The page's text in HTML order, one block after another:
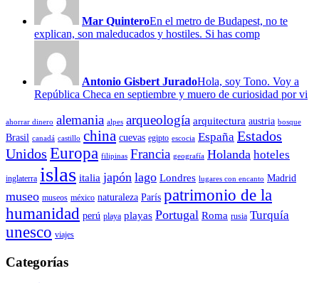
Mar QuinteroEn el metro de Budapest, no te
explican, son maleducados y hostiles. Si has comp
Antonio Gisbert JuradoHola, soy Tono. Voy a
República Checa en septiembre y muero de curiosidad por vi
ahorrar dinero alemania alpes arqueología arquitectura austria bosque
Brasil canadá castillo china cuevas egipto escocia España Estados
Unidos Europa filipinas Francia geografía Holanda hoteles
inglaterra islas italia japón lago Londres lugares con encanto Madrid
museo museos méxico naturaleza París patrimonio de la
humanidad perú playa playas Portugal Roma rusia Turquía
unesco viajes
Categorías